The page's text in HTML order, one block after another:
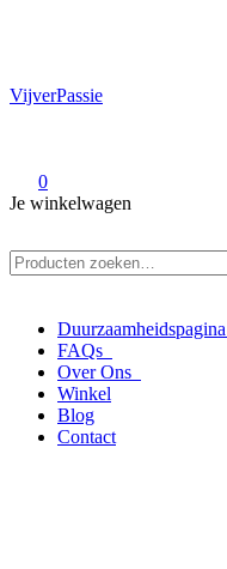
VijverPassie
0
Je winkelwagen
naar:
Duurzaamheidspagina
FAQs
Over Ons
Winkel
Blog
Contact